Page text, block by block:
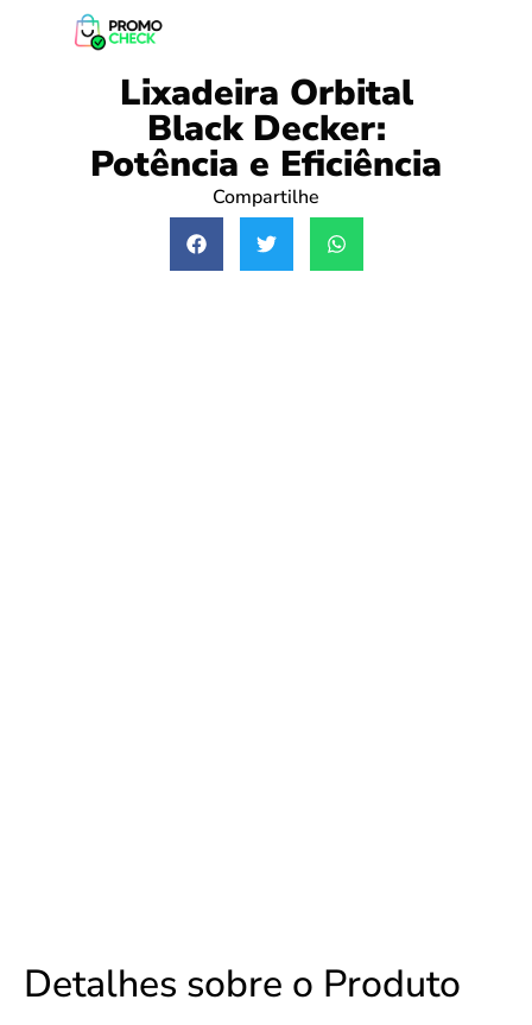
Lixadeira Orbital
Black Decker:
Potência e Eficiência
Compartilhe
Detalhes sobre o Produto